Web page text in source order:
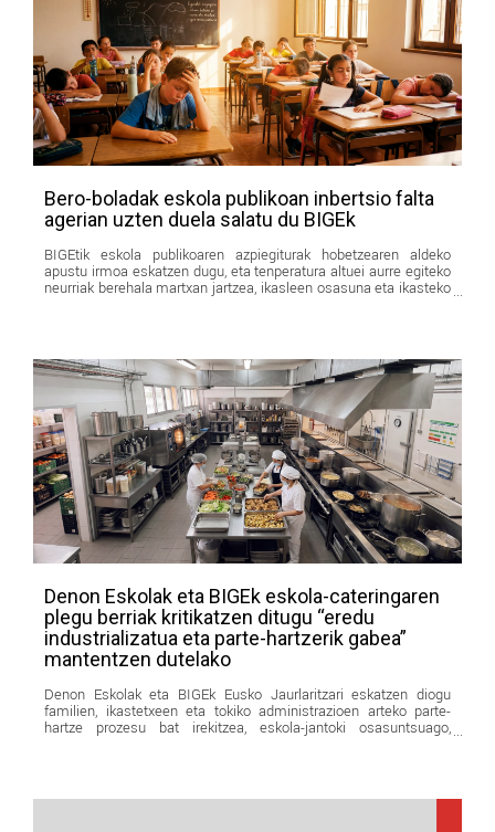
Bero-boladak eskola publikoan inbertsio falta
agerian uzten duela salatu du BIGEk
BIGEtik eskola publikoaren azpiegiturak hobetzearen aldeko
apustu irmoa eskatzen dugu, eta tenperatura altuei aurre egiteko
neurriak berehala martxan jartzea, ikasleen osasuna eta ikasteko
Denon Eskolak eta BIGEk eskola-cateringaren
plegu berriak kritikatzen ditugu “eredu
industrializatua eta parte-hartzerik gabea”
mantentzen dutelako
Denon Eskolak eta BIGEk Eusko Jaurlaritzari eskatzen diogu
familien, ikastetxeen eta tokiko administrazioen arteko parte-
hartze prozesu bat irekitzea, eskola-jantoki osasuntsuago,